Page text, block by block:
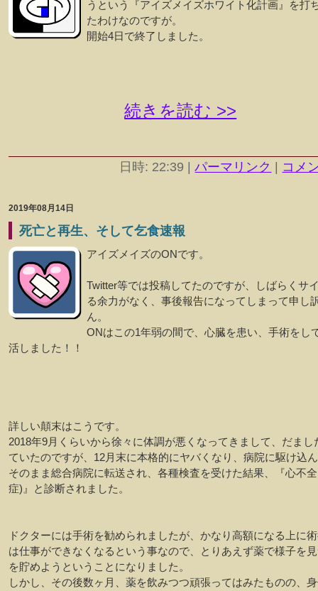
うという『アイズメイズホワイト化計画』を打
たわけなのですが。
開始4日で終了しました。
続きを読む >>
日時: 22:39 | パーマリンク | コメ
2019年08月14日
死亡と再生、そして乞食速報
アイズメイズのONです。
Twitter等では投稿してたのですが、しばらくサ
る余力がなく、事後報告になってしまって申し
ん。
ONはこの1年弱の間で、心臓を患い、手術をし
活しました！！
詳しい顛末はこうです。
2018年9月くらいから徐々に体調が悪くなってきまして、だまし
ていたのですが、12月末に本格的にヤバくなり、病院に駆け込
そのまま総合病院に転送され、各種検査を受けた結果、『心不
症)』と診断されました。
ドクターには手術を勧められましたが、かなり高額になる上に
は仕事ができなくなるという事なので、とりあえず薬で様子を
を貯めようということになりました。
しかし、その後数ヶ月、薬を飲みつつ頑張ってはみたものの、